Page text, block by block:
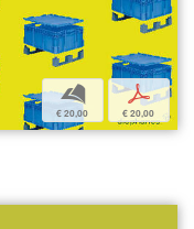
b
€ 20,00
p
€ 20,00